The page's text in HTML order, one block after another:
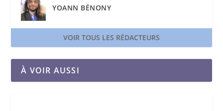
YOANN BÉNONY
VOIR TOUS LES RÉDACTEURS
À VOIR AUSSI